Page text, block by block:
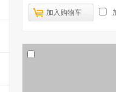
加入购物车